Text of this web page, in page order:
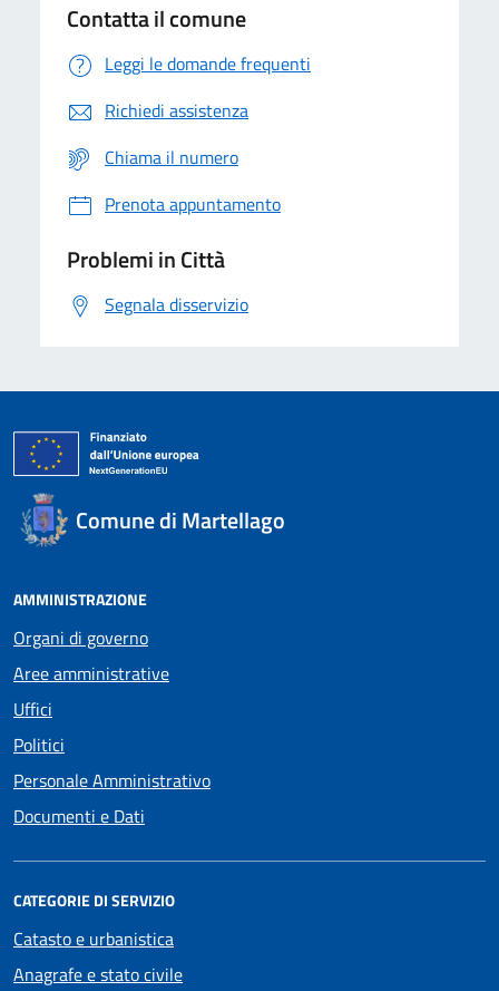
Contatta il comune
Leggi le domande frequenti
Richiedi assistenza
Chiama il numero
Prenota appuntamento
Problemi in Città
Segnala disservizio
Comune di Martellago
AMMINISTRAZIONE
Organi di governo
Aree amministrative
Uffici
Politici
Personale Amministrativo
Documenti e Dati
CATEGORIE DI SERVIZIO
Catasto e urbanistica
Anagrafe e stato civile